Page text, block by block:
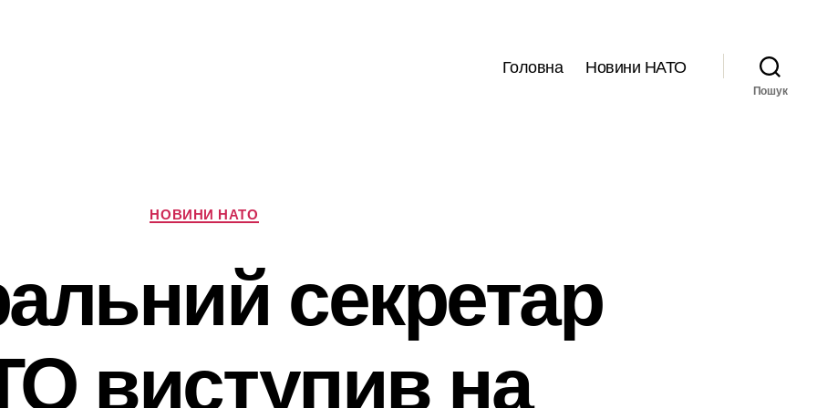
Головна Новини НАТО
Пошук
Категорії
НОВИНИ НАТО
секретар
виступив на